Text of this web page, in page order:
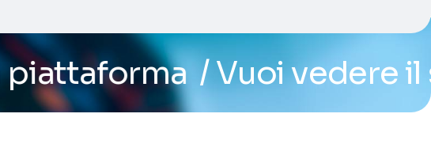
/ Vuoi vedere il sistema?